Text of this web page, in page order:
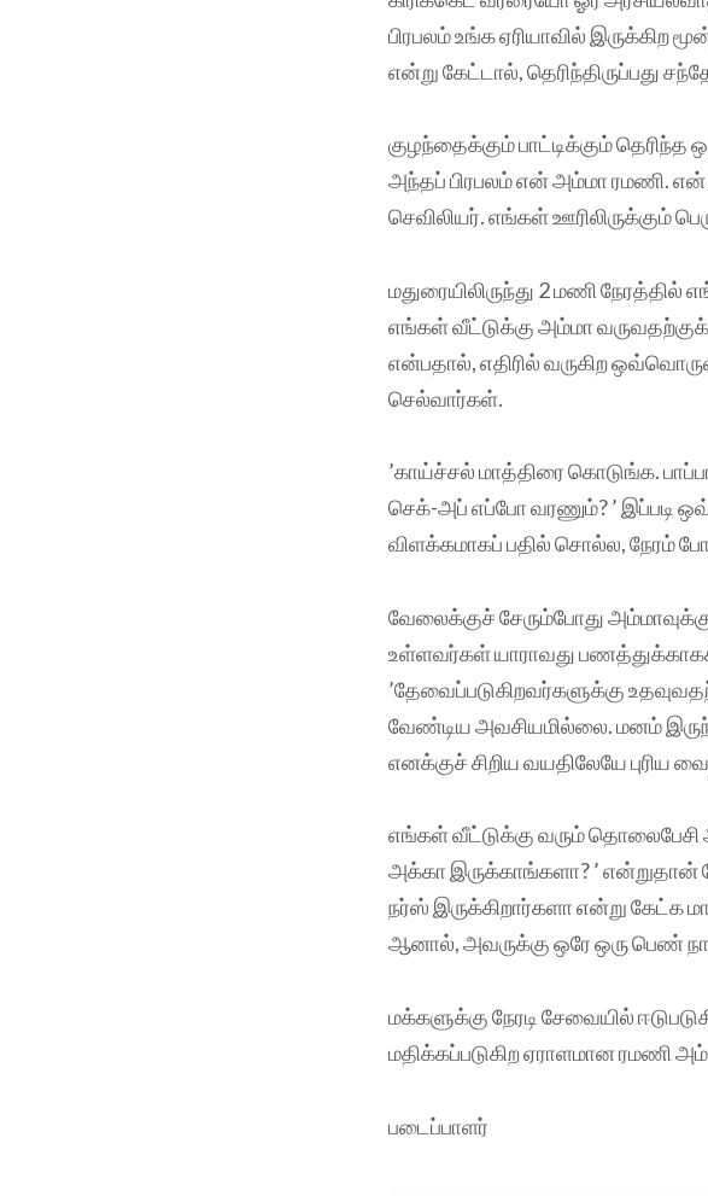
பிரபலம் உங்க ஏரியாவில் இருக்கிற
என்று கேட்டால், தெரிந்திருப்பது
குழந்தைக்கும் பாட்டிக்கும்
அந்தப் பிரபலம் என் அம்மா ரமணி.
செவிலியர். எங்கள் ஊரிலிருக்கும்
மதுரையிலிருந்து 2 மணி
எங்கள் வீட்டுக்கு அம்மா வருவதற்குக்
என்பதால், எதிரில் வருகிற
செல்வார்கள்.
’காய்ச்சல் மாத்திரை கொடுங்க.
செக்-அப் எப்போ வரணும்? ’ இப்படி
விளக்கமாகப் பதில் சொல்ல, நேரம்
வேலைக்குச் சேரும்போது
உள்ளவர்கள் யாராவது
’தேவைப்படுகிறவர்களுக்கு
வேண்டிய அவசியமில்லை. மனம்
எனக்குச் சிறிய வயதிலேயே
எங்கள் வீட்டுக்கு வரும் தொலைபேசி
அக்கா இருக்காங்களா? ’ என்றுதான்
நர்ஸ் இருக்கிறார்களா என்று கேட்க
ஆனால், அவருக்கு ஒரே ஒரு பெண்
மக்களுக்கு நேரடி சேவையில்
மதிக்கப்படுகிற ஏராளமான ரமணி
படைப்பாளர்